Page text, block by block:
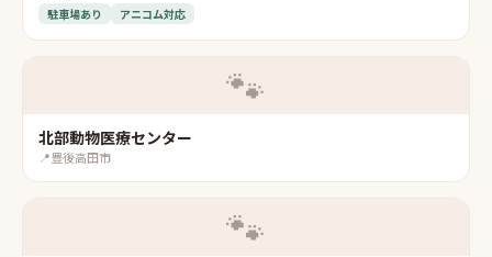
駐車場あり アニコム対応
🐾
北部動物医療センター
📍豊後高田市
🐾